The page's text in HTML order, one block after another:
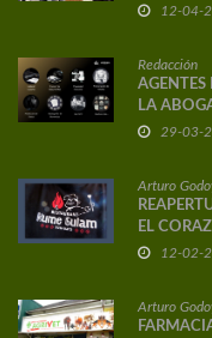
DE12-04-
Redacción
AGENTES
LA
29-03-
Arturo
EL
12-02-
Arturo